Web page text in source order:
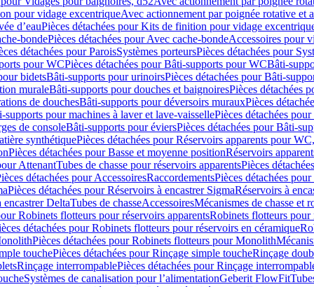
pour vidage excentriqueAvec actionnement par poignée rotative et
d’eauPièces détachées pour Kits de finition pour vidage
bondePièces détachées pour Avec cache-bondeAccessoires pour
détachées pour ParoisSystèmes porteursPièces détachées pour
pour WCPièces détachées pour Bâti-supports pour WCBâti-
bidetsBâti-supports pour urinoirsPièces détachées pour Bâti-
muraleBâti-supports pour douches et baignoiresPièces détachées
de douchesBâti-supports pour déversoirs murauxPièces
supports pour machines à laver et lave-vaissellePièces détachées
de consoleBâti-supports pour éviersPièces détachées pour Bâti-
synthétiquePièces détachées pour Réservoirs apparents pour
Pièces détachées pour Basse et moyenne positionRéservoirs
AttenantTubes de chasse pour réservoirs apparentsPièces
détachées pour AccessoiresRaccordementsPièces détachées
Pièces détachées pour Réservoirs à encastrer SigmaRéservoirs à
encastrer DeltaTubes de chasseAccessoiresMécanismes de chasse et
Robinets flotteurs pour réservoirs apparentsRobinets flotteurs pour
détachées pour Robinets flotteurs pour réservoirs en céramique
Pièces détachées pour Robinets flotteurs pour Monolith
touchePièces détachées pour Rinçage simple toucheRinçage
Rinçage interrompablePièces détachées pour Rinçage
Systèmes de canalisation pour l’alimentationGeberit FlowFit